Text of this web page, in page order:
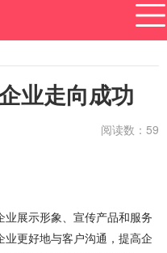
发 成都公众号开发
业走向成功
阅读数： 59
展示形象、宣传产品和服务
业更好地与客户沟通，提高企